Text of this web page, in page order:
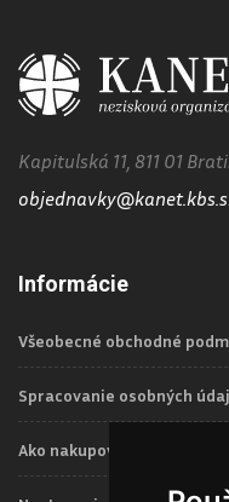
Kapitulská 11, 811 01
Informácie
Všeobecné obchodné
Spracovanie osobných
Ako nakupovať